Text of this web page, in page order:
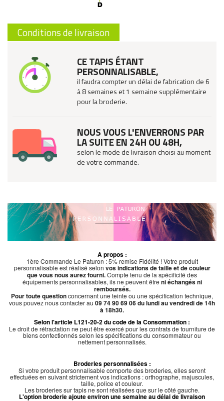
Conditions de livraison
CE TAPIS ÉTANT
PERSONNALISABLE,
il faudra compter un délai de fabrication de 6
à 8 semaines et 1 semaine supplémentaire
pour la broderie.
NOUS VOUS L'ENVERRONS PAR
LA SUITE EN 24H OU 48H,
selon le mode de livraison choisi au moment
de votre commande.
A propos :
1ère Commande Le Paturon : 5% remise Fidélité ! Votre produit
personnalisable est réalisé selon vos indications de taille et de couleur
que vous nous aurez fourni.Compte tenu de la spécificité des
équipements personnalisables, ils ne peuvent être ni échangés ni
remboursés.
Pour toute questionconcernant une teinte ou une spécification technique,
vous pouvez nous contacter au 09 74 90 69 06 du lundi au vendredi de 14h
à 18h30.
Selon l'article L121-20-2 du code de la Consommation :
Le droit de rétractation ne peut être exercé pour les contrats de fourniture de
biens confectionnés selon les spécifications du consommateur ou
nettement personnalisés.
Broderies personnalisées :
Si votre produit personnalisable comporte des broderies, elles seront
effectuées en suivant strictement vos indications : orthographe, majuscules,
taille, police et couleur.
Les broderies sur tapis ne sont réalisées que sur le côté gauche.
L'option broderie ajoute environ une semaine au délai de livraison